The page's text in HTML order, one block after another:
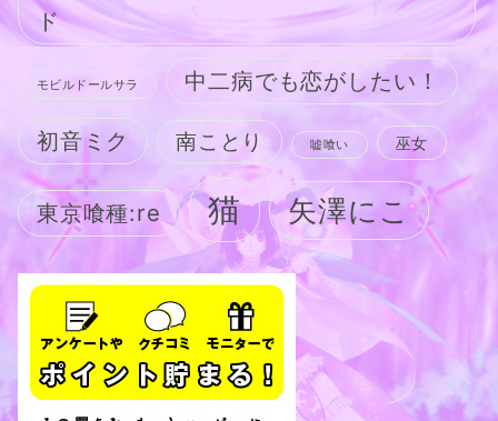
ド
モビルドールサラ 中二病でも恋がしたい！
初音ミク 南ことり 嘘喰い 巫女
東京喰種:re 猫 矢澤にこ